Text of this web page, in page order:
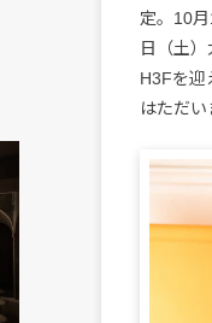
定。10
日（土
H3Fを迎
はただい